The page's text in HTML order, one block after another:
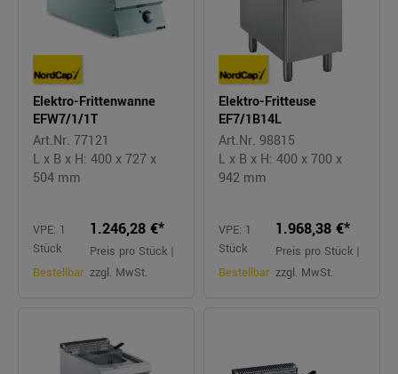
Elektro-Frittenwanne
EFW7/1/1T
Art.Nr. 77121
L x B x H: 400 x 727 x
504 mm
VPE: 1
Stück
Bestellbar
1.246,28 €*
Preis pro Stück |
zzgl. MwSt.
Elektro-Fritteuse
EF7/1B14L
Art.Nr. 98815
L x B x H: 400 x 700 x
942 mm
VPE: 1
Stück
Bestellbar
1.968,38 €*
Preis pro Stück |
zzgl. MwSt.